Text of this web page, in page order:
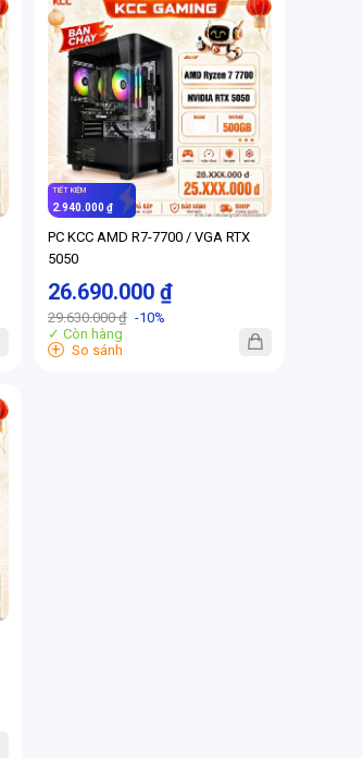
TIẾT KIỆM
2.940.000 ₫
PC KCC AMD R7-7700 / VGA RTX
5050
26.690.000 ₫
29.630.000 ₫ -10%
✓ Còn hàng
+ So sánh